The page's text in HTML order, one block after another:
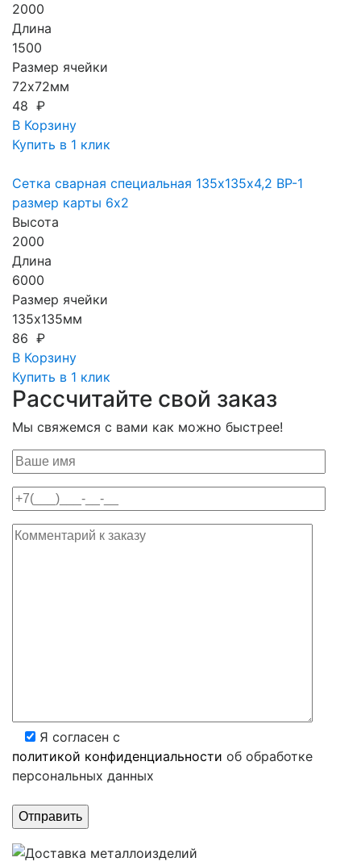
2000
Длина
1500
Размер ячейки
72х72мм
48 ₽
В Корзину
Купить в 1 клик
Сетка сварная специальная 135х135х4,2 ВР-1
размер карты 6х2
Высота
2000
Длина
6000
Размер ячейки
135х135мм
86 ₽
В Корзину
Купить в 1 клик
Рассчитайте свой заказ
Мы свяжемся с вами как можно быстрее!
Я согласен с
политикой конфиденциальности об обработке
персональных данных